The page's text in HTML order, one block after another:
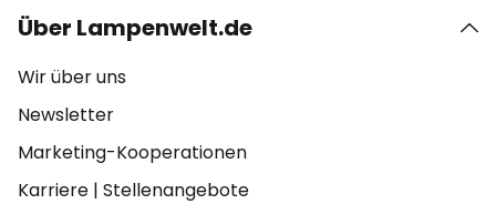
Über Lampenwelt.de
Wir über uns
Newsletter
Marketing-Kooperationen
Karriere | Stellenangebote